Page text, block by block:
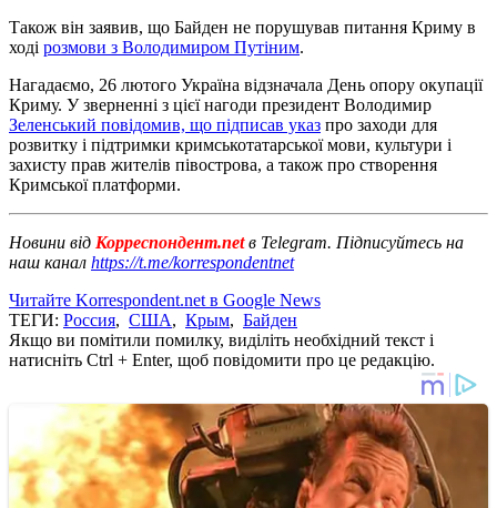
Також він заявив, що Байден не порушував питання Криму в
ході розмови з Володимиром Путіним.
Нагадаємо, 26 лютого Україна відзначала День опору окупації
Криму. У зверненні з цієї нагоди президент Володимир
Зеленський повідомив, що підписав указ про заходи для
розвитку і підтримки кримськотатарської мови, культури і
захисту прав жителів півострова, а також про створення
Кримської платформи.
Новини від Корреспондент.netв Telegram. Підписуйтесь на
наш канал https://t.me/korrespondentnet
Читайте Korrespondent.net в Google News
ТЕГИ: Россия, США, Крым, Байден
Якщо ви помітили помилку, виділіть необхідний текст і
натисніть Ctrl + Enter, щоб повідомити про це редакцію.